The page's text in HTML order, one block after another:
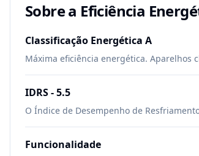
Sobre a Eficiência
Classificação Energética A
Máxima eficiência energética. Aparelhos
IDRS -5.5
O Índice de Desempenho de
Funcionalidade